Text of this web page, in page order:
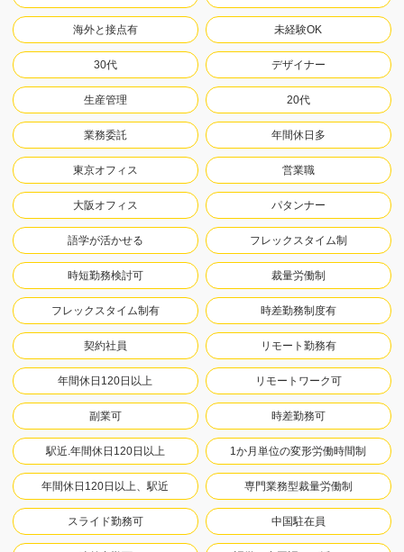
海外と接点有 未経験OK
30代 デザイナー
生産管理 20代
業務委託 年間休日多
東京オフィス 営業職
大阪オフィス パタンナー
語学が活かせる フレックスタイム制
時短勤務検討可 裁量労働制
フレックスタイム制有 時差勤務制度有
契約社員 リモート勤務有
年間休日120日以上 リモートワーク可
副業可 時差勤務可
駅近.年間休日120日以上 1か月単位の変形労働時間制
年間休日120日以上、駅近 専門業務型裁量労働制
スライド勤務可 中国駐在員